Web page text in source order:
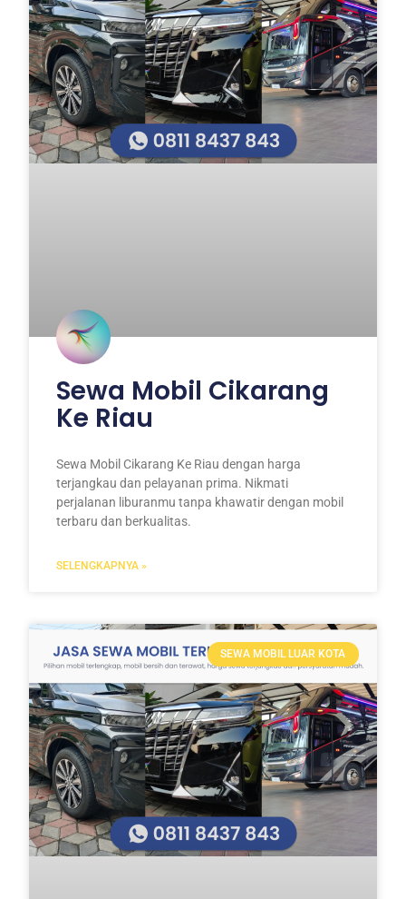
Sewa Mobil Cikarang
Ke Riau
Sewa Mobil Cikarang Ke Riau dengan harga
terjangkau dan pelayanan prima. Nikmati
perjalanan liburanmu tanpa khawatir dengan mobil
terbaru dan berkualitas.
SELENGKAPNYA »
SEWA MOBIL LUAR KOTA